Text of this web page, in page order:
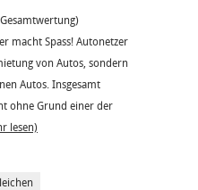
macht Spass! Autonetzer
von Autos, sondern
Autos. Insgesamt
ohne Grund einer der
lesen)